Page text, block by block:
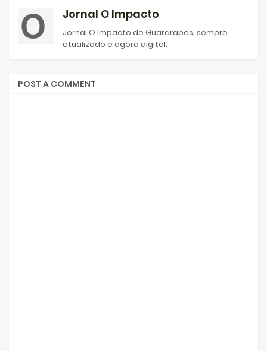
Jornal O Impacto
Jornal O Impacto de Guararapes, sempre
atualizado e agora digital.
POST A COMMENT